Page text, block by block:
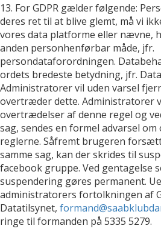
13. For GDPR gælder følgende:
deres ret til at blive glemt, må vi
vores data platforme eller nævne,
anden personhenførbar måde, jfr.
persondataforordningen.
ordets bredeste betydning, jfr.
Administratorer vil uden varsel
overtræder dette. Administratorer
overtrædelser af denne regel og
sag, sendes en formel advarsel
reglerne. Såfremt brugeren
samme sag, kan der skrides til
facebook gruppe. Ved gentagelse
suspendering gøres permanent.
administratorers fortolkningen af
Datatilsynet,
ringe til formanden på 5335 5279.